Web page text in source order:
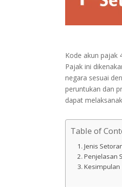
Kode akun pajak
Pajak ini
negara sesuai
peruntukan dan
dapat
Table of
Jenis
Penjelasan
Kesimpulan